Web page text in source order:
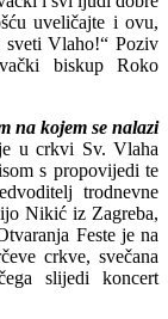
uveličajte i ovu,
sveti Vlaho!“ Poziv
biskup Roko
na kojem se nalazi
u crkvi Sv. Vlaha
s propovijedi te
trodnevne
Nikić iz Zagreba,
Feste je na
crkve, svečana
slijedi koncert